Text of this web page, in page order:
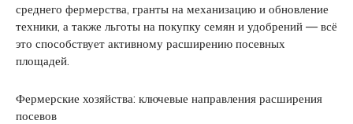
среднего фермерства, гранты на механизацию и обновление
техники, а также льготы на покупку семян и удобрений — всё
это способствует активному расширению посевных
площадей.
Фермерские хозяйства: ключевые направления расширения
посевов